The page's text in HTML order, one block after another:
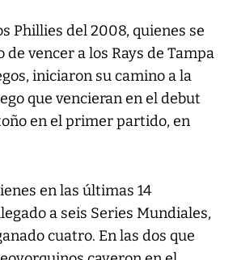
Phillies del 2008, quienes se
vencer a los Rays de Tampa
iniciaron su camino a la
que vencieran en el debut
en el primer partido, en
en las últimas 14
a seis Series Mundiales,
cuatro. En las dos que